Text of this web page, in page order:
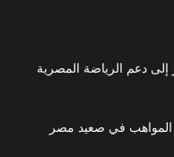
إلى دعم الرياضة المصرية
المواهب في صعيد مصر